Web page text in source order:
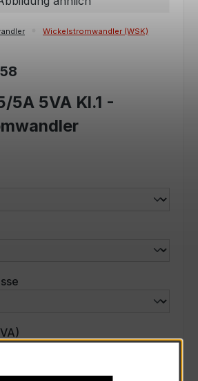
Wickelstromwandler (WSK)
5A 5VA Kl.1 -